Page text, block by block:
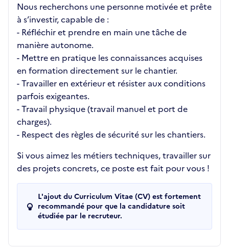
Nous recherchons une personne motivée et prête
à s’investir, capable de :
- Réfléchir et prendre en main une tâche de
manière autonome.
- Mettre en pratique les connaissances acquises
en formation directement sur le chantier.
- Travailler en extérieur et résister aux conditions
parfois exigeantes.
- Travail physique (travail manuel et port de
charges).
- Respect des règles de sécurité sur les chantiers.
Si vous aimez les métiers techniques, travailler sur
des projets concrets, ce poste est fait pour vous !
L'ajout du Curriculum Vitae (CV) est fortement
recommandé pour que la candidature soit
étudiée par le recruteur.